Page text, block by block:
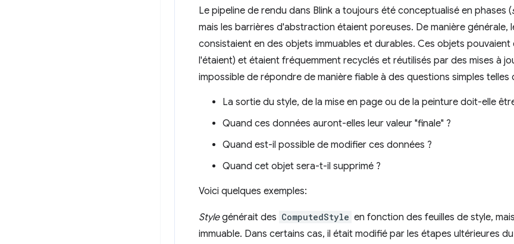
Le pipeline de rendu dans Blink a toujours été conceptualisé en phases (
mais les barrières d'abstraction étaient poreuses. De manière générale,
consistaient en des objets immuables et durables. Ces objets
l'étaient) et étaient fréquemment recyclés et réutilisés par des mises à
impossible de répondre de manière fiable à des questions simples telles
La sortie du style, de la mise en page ou de la peinture doit-elle
Quand ces données auront-elles leur valeur "finale" ?
Quand est-il possible de modifier ces données ?
Quand cet objet sera-t-il supprimé ?
Voici quelques exemples:
Stylegénérait des ComputedStyle en fonction des feuilles de style, mais
immuable. Dans certains cas, il était modifié par les étapes ultérieures